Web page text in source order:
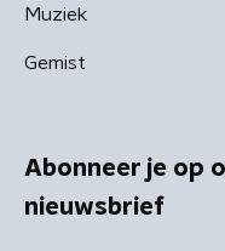
Muziek
Gemist
Abonneer je op
nieuwsbrief